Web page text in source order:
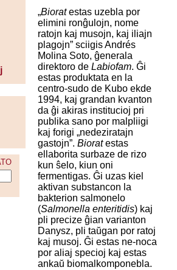
„Bioratestas uzebla por
elimini ronĝulojn, nome
ratojn kaj musojn, kaj iliajn
plagojn” sciigis Andrés
Molina Soto, ĝenerala
direktoro de Labiofam. Ĝi
estas produktata en la
centro-sudo de Kubo ekde
1994, kaj grandan kvanton
da ĝi akiras institucioj pri
publika sano por malpliigi
kaj forigi „nedeziratajn
gastojn”. Bioratestas
ellaborita surbaze de rizo
kun ŝelo, kiun oni
fermentigas. Ĝi uzas kiel
aktivan substancon la
bakterion salmonelo
(Salmonella enteritidis) kaj
pli precize ĝian varianton
Danysz, pli taŭgan por ratoj
kaj musoj. Ĝi estas ne-noca
por aliaj specioj kaj estas
ankaŭ biomalkomponebla.